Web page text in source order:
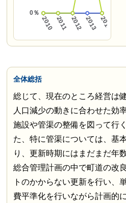
全体総括
総じて、現在のところ経営は
人口減少の動きに合わせた効
施設や管渠の整備を図って行
た、特に管渠については、基
り、更新時期にはまだまだ年
総合管理計画の中で町道の改
トのかからない更新を行い、
費平準化を行いながら計画的